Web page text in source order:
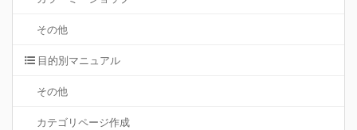
その他
目的別マニュアル
その他
カテゴリページ作成